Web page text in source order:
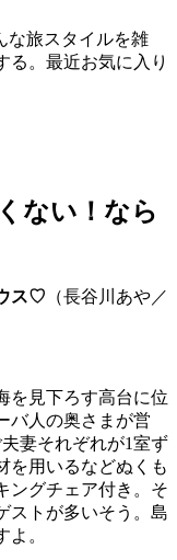
な旅スタイルを雑
る。最近お気に入り
ない！なら
ス♡ （長谷川あや／
を見下ろす高台に位
バ人の奥さまが営
妻それぞれが1室ず
を用いるなどぬくも
ングチェア付き。そ
ストが多いそう。島
。